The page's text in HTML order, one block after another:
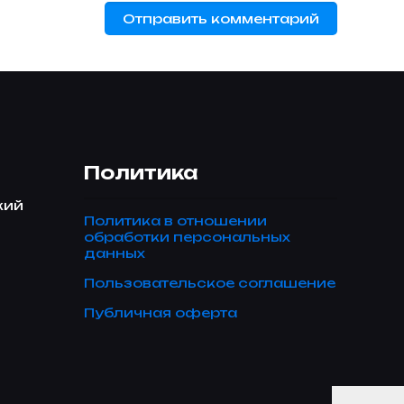
Политика
Политика в отношении
обработки персональных
данных
Пользовательское соглашение
Публичная оферта